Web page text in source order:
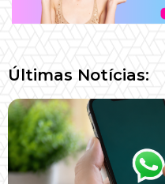
Últimas Notícias: